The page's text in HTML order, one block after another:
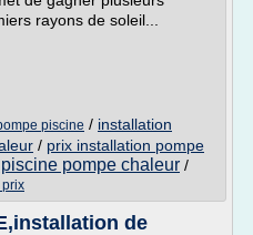
rayons de soleil...
piscine / installation
/ prix installation pompe
pompe chaleur /
de